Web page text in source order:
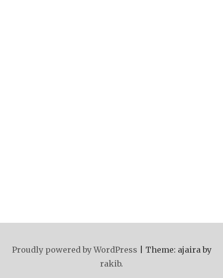
Proudly powered by WordPress
Theme: ajaira by
rakib.